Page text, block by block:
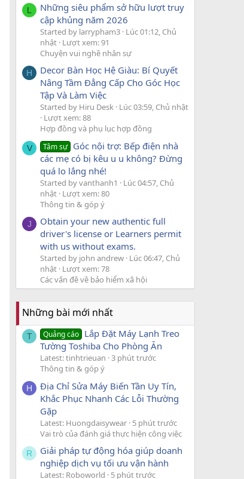
L
Những siêu phẩm sở hữu lượt truy
cập khủng năm 2026
Started by larrypham3 Lúc 01:12, Chủ
nhật Lượt xem: 91
Chuyện vui nghề nhân sự
H
Decor Bàn Học Hệ Giàu: Bí Quyết
Nâng Tầm Đẳng Cấp Cho Góc Học
Tập Và Làm Việc
Started by Hiru Desk Lúc 03:59, Chủ nhật
Lượt xem: 88
Hợp đồng và phụ lục hợp đồng
V Tâm sự Góc nội trợ: Bếp điện nhà
các mẹ có bị kêu u u không? Đừng
quá lo lắng nhé!
Started by vanthanh1
Lúc 04:57, Chủ
nhật Lượt xem: 80
Thông tin & góp ý
J
Obtain your new authentic full
driver's license or Learners permit
with us without exams.
Started by john andrew Lúc 06:47, Chủ
nhật Lượt xem: 78
Các vấn đề về bảo hiểm xã hội
Những bài mới nhất
T Quảng cáo Lắp Đặt Máy Lạnh Treo
Tường Toshiba Cho Phòng Ăn
Latest: tinhtrieuan 3 phút trước
Thông tin & góp ý
H
Địa Chỉ Sửa Máy Biến Tần Uy Tín,
Khắc Phục Nhanh Các Lỗi Thường
Gặp
Latest: Huongdaisywear 5 phút trước
Vai trò của đánh giá thực hiện công việc
R
Giải pháp tự động hóa giúp doanh
nghiệp dịch vụ tối ưu vận hành
Latest: Roboworld
5 phút trước